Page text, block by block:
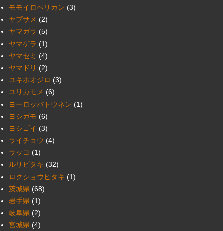
モモイロペリカン (3)
ヤブサメ (2)
ヤマガラ (5)
ヤマゲラ (1)
ヤマセミ (4)
ヤマドリ (2)
ユキホオジロ (3)
ユリカモメ (6)
ヨーロッパトウネン (1)
ヨシガモ (6)
ヨシゴイ (3)
ライチョウ (4)
ラッコ (1)
ルリビタキ (32)
ロクショウヒタキ (1)
茨城県 (68)
岩手県 (1)
岐阜県 (2)
宮城県 (4)